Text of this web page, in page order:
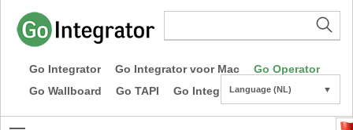
Go Integrator Go Integrator voor Mac
Go Operator
Go Wallboard
Go TAPI Go Integrator CE
Language (NL) ▼